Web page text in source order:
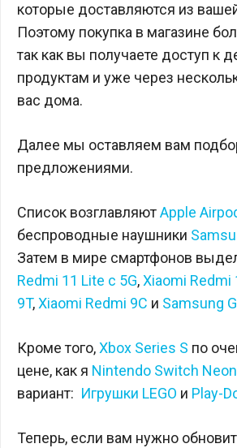
которые доставляются из
Поэтому покупка в магазине
так как вы получаете доступ к
продуктам и уже через
вас дома.
Далее мы оставляем вам
предложениями.
Список возглавляютApple
беспроводные наушники
Затем в мире смартфонов
Redmi 11 Lite с 5G,Xiaomi Redmi
9T,Xiaomi Redmi 9C и Samsung
Кроме того,Xbox Series S по
цене, как я Nintendo Switch Neon
вариант: Игрушки LEGO и Play-
Теперь, если вам нужно